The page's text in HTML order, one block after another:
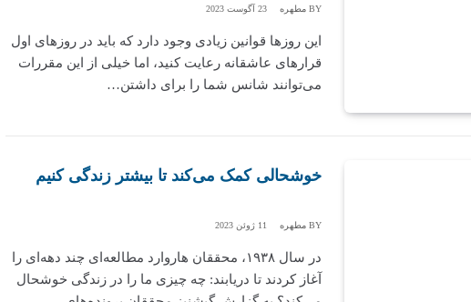
BY مطهره 23 آگوست 2023
این روزها قوانین زیادی وجود دارد که باید در روزهای اول
قرارهای عاشقانه رعایت کنید، اما خیلی از این مقررات
می‌توانند شانس شما را برای داشتن…
خوشحالی کمک می‌کند تا بیشتر زندگی کنیم
BY مطهره 11 ژوئن 2023
در سال ۱۹۳۸، محققان هاروارد مطالعه‌ای چند دهه‌ای را
آغاز کردند تا دریابند: چه چیزی ما را در زندگی خوشحال